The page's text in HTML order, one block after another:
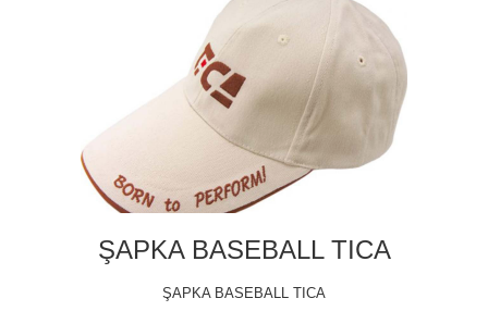
ŞAPKA BASEBALL TICA
ŞAPKA BASEBALL TICA